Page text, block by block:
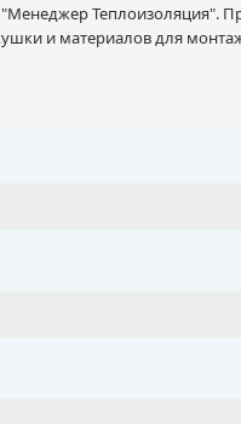
Теплоизоляция".
и материалов для